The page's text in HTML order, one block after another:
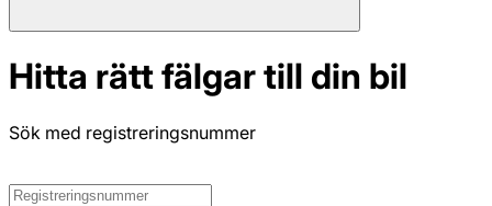
Hitta rätt fälgar till din bil
Sök med registreringsnummer